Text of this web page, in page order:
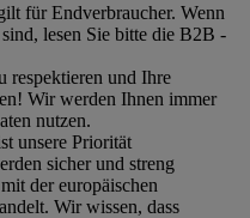
für Endverbraucher. Wenn
lesen Sie bitte die B2B -
respektieren und Ihre
Wir werden Ihnen immer
nutzen.
unsere Priorität
sicher und streng
der europäischen
Wir wissen, dass